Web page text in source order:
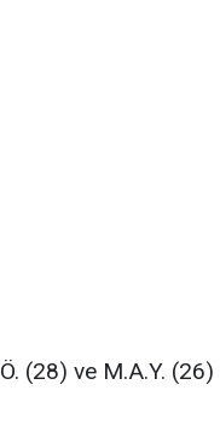
(28) ve M.A.Y. (26)